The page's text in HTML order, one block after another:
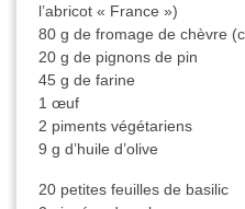
l’abricot « France »)
80 g de fromage de chèvre
20 g de pignons de pin
45 g de farine
1 œuf
2 piments végétariens
9 g d’huile d’olive
20 petites feuilles de basilic